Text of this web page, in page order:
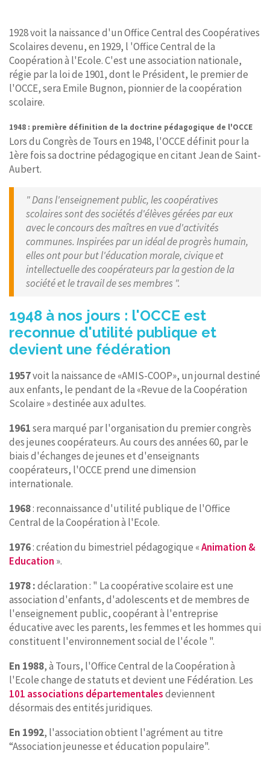
1928 voit la naissance d'un Office Central des Coopératives
Scolaires devenu, en 1929, l 'Office Central de la
Coopération à l'Ecole. C'est une association nationale,
régie par la loi de 1901, dont le Président, le premier de
l'OCCE, sera Emile Bugnon, pionnier de la coopération
scolaire.
1948 : première définition de la doctrine pédagogique de l'OCCE
Lors du Congrès de Tours en 1948, l'OCCE définit pour la
1ère fois sa doctrine pédagogique en citant Jean de Saint-
Aubert.
" Dans l'enseignement public, les coopératives
scolaires sont des sociétés d'élèves gérées par eux
avec le concours des maîtres en vue d'activités
communes. Inspirées par un idéal de progrès humain,
elles ont pour but l'éducation morale, civique et
intellectuelle des coopérateurs par la gestion de la
société et le travail de ses membres ".
1948 à nos jours : l'OCCE est
reconnue d'utilité publique et
devient une fédération
1957voit la naissance de «AMIS-COOP», un journal destiné
aux enfants, le pendant de la «Revue de la Coopération
Scolaire » destinée aux adultes.
1961sera marqué par l'organisation du premier congrès
des jeunes coopérateurs. Au cours des années 60, par le
biais d'échanges de jeunes et d'enseignants
coopérateurs, l'OCCE prend une dimension
internationale.
1968: reconnaissance d'utilité publique de l'Office
Central de la Coopération à l'Ecole.
1976: création du bimestriel pédagogique «Animation &
Education ».
1978 :déclaration : " La coopérative scolaire est une
association d'enfants, d'adolescents et de membres de
l'enseignement public, coopérant à l'entreprise
éducative avec les parents, les femmes et les hommes qui
constituent l'environnement social de l'école ".
En 1988, à Tours, l'Office Central de la Coopération à
l'Ecole change de statuts et devient une Fédération. Les
101 associations départementalesdeviennent
désormais des entités juridiques.
En 1992, l'association obtient l'agrément au titre
“Association jeunesse et éducation populaire".